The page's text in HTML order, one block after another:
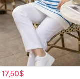
17,50$